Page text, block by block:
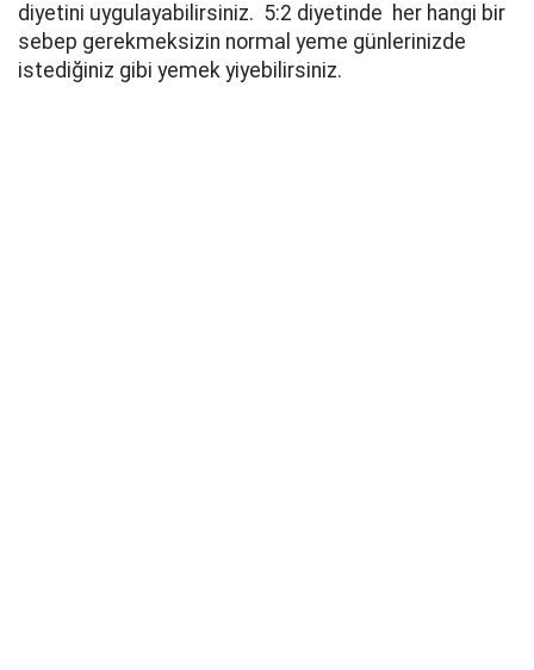
diyetini uygulayabilirsiniz. 5:2 diyetinde her hangi bir
sebep gerekmeksizin normal yeme günlerinizde
istediğiniz gibi yemek yiyebilirsiniz.